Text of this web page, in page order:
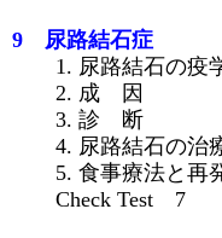
9 尿路結石症
1. 尿路結石の疫
2. 成 因
3. 診 断
4. 尿路結石の治
5. 食事療法と再
Check Test 7